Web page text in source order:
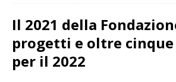
Il 2021 della
progetti e oltre
per il 2022